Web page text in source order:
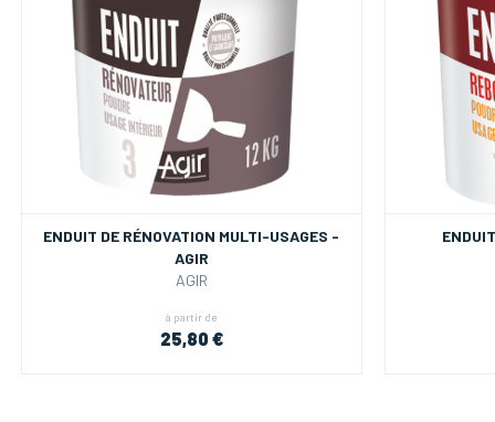
ENDUIT DE RÉNOVATION MULTI-USAGES -
AGIR
AGIR
à partir de
25,80 €